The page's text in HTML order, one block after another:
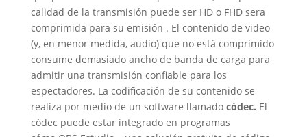
calidad de la transmisión puede ser HD o FHD sera
comprimida para su emisión . El contenido de video
(y, en menor medida, audio) que no está comprimido
consume demasiado ancho de banda de carga para
admitir una transmisión confiable para los
espectadores. La codificación de su contenido se
realiza por medio de un software llamado códec. El
códec puede estar integrado en programas